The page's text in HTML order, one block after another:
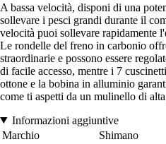
A bassa velocità, disponi di una
sollevare i pesci grandi durante il
velocità puoi sollevare rapidamente
Le rondelle del freno in carbonio
straordinarie e possono essere
di facile accesso, mentre i 7
ottone e la bobina in alluminio
come ti aspetti da un mulinello di
Informazioni aggiuntive
Marchio
Shimano